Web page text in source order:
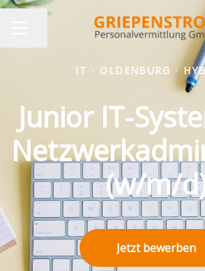
IT · OLDENBURG ·
Junior IT-
(w/m/
Jetzt bewerben